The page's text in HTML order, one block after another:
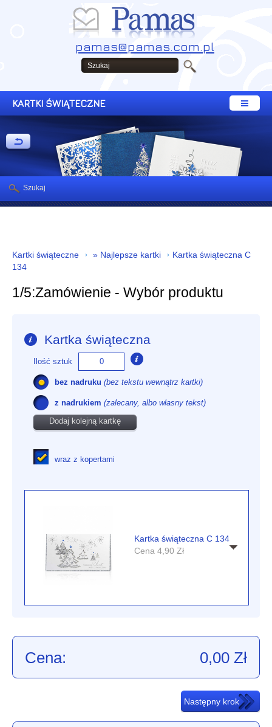
pamas@pamas.com.pl
KARTKI ŚWIĄTECZNE
Kartki świąteczne » Najlepsze kartki
Kartka świąteczna C
134
1/5:Zamówienie - Wybór produktu
Kartka świąteczna
Ilość sztuk
bez nadruku (bez tekstu wewnątrz kartki)
z nadrukiem (zalecany, albo własny tekst)
Dodaj kolejną kartkę
wraz z kopertami
Kartka świąteczna C 134
Cena 4,90 Zł
Cena: 0,00 Zł
Szukaj